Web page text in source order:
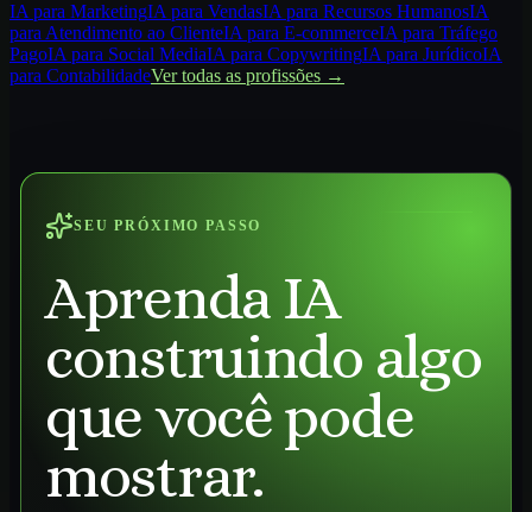
IA para MarketingIA para VendasIA para Recursos HumanosIA
para Atendimento ao ClienteIA para E-commerceIA para Tráfego
PagoIA para Social MediaIA para CopywritingIA para JurídicoIA
para ContabilidadeVer todas as profissões →
SEU PRÓXIMO PASSO
Aprenda IA
construindo algo
que você pode
mostrar.